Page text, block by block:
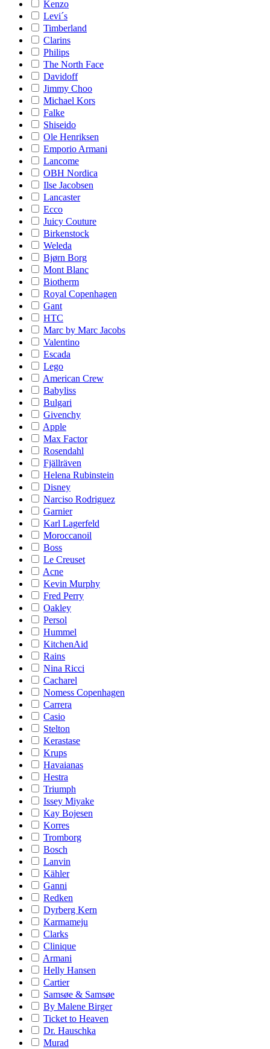
Kenzo
Levi´s
Timberland
Clarins
Philips
The North Face
Davidoff
Jimmy Choo
Michael Kors
Falke
Shiseido
Ole Henriksen
Emporio Armani
Lancome
OBH Nordica
Ilse Jacobsen
Lancaster
Ecco
Juicy Couture
Birkenstock
Weleda
Bjørn Borg
Mont Blanc
Biotherm
Royal Copenhagen
Gant
HTC
Marc by Marc Jacobs
Valentino
Escada
Lego
American Crew
Babyliss
Bulgari
Givenchy
Apple
Max Factor
Rosendahl
Fjällräven
Helena Rubinstein
Disney
Narciso Rodriguez
Garnier
Karl Lagerfeld
Moroccanoil
Boss
Le Creuset
Acne
Kevin Murphy
Fred Perry
Oakley
Persol
Hummel
KitchenAid
Rains
Nina Ricci
Cacharel
Nomess Copenhagen
Carrera
Casio
Stelton
Kerastase
Krups
Havaianas
Hestra
Triumph
Issey Miyake
Kay Bojesen
Korres
Tromborg
Bosch
Lanvin
Kähler
Ganni
Redken
Dyrberg Kern
Karmameju
Clarks
Clinique
Armani
Helly Hansen
Cartier
Samsøe & Samsøe
By Malene Birger
Ticket to Heaven
Dr. Hauschka
Murad